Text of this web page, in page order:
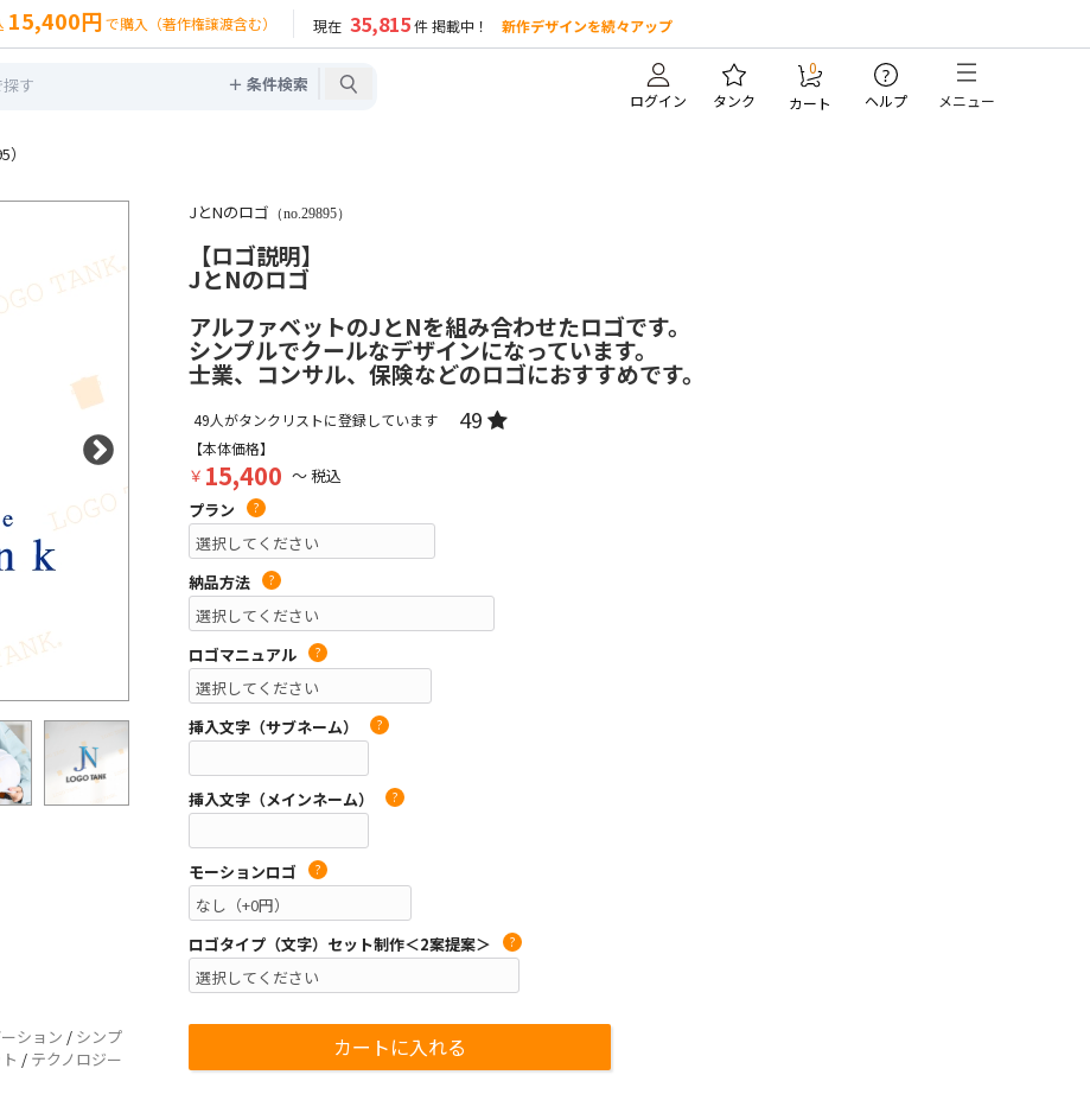
15,400円 で購入（著作権譲渡含む） 現在 35,815件 掲載中！ 新作デザインを続々アップ
＋ 条件検索
ログイン タンク
0
カート
?
ヘルプ メニュー
ション / シンプ
/ テクノロジー
JとNのロゴ （no.29895）
【ロゴ説明】
JとNのロゴ
アルファベットのJとNを組み合わせたロゴです。
シンプルでクールなデザインになっています。
士業、コンサル、保険などのロゴにおすすめです。
49人がタンクリストに登録しています 49
【本体価格】
￥ 15,400 ～ 税込
プラン
?
納品方法 ?
ロゴマニュアル ?
挿入文字（サブネーム） ?
挿入文字（メインネーム） ?
モーションロゴ ?
ロゴタイプ（文字）セット制作＜2案提案＞ ?